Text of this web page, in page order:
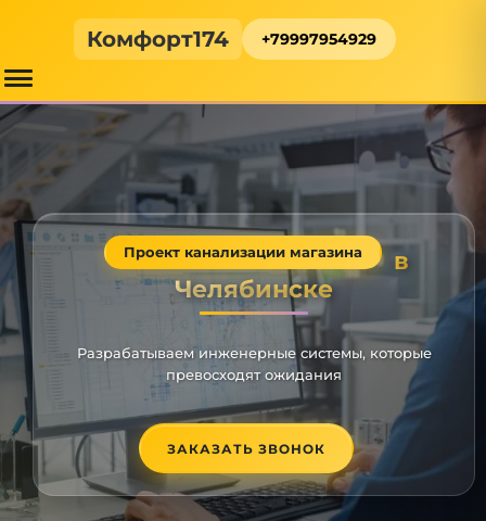
Комфорт174 +79997954929
Проект канализации магазина
в
Челябинске
Разрабатываем инженерные системы, которые
превосходят ожидания
ЗАКАЗАТЬ ЗВОНОК